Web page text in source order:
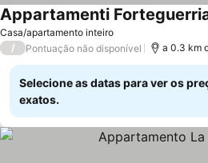
Casa/apartamento inteiro
Appartamenti
/ Pontuação não disponível a 0.3 km
Selecione as datas para ver os
exatos.